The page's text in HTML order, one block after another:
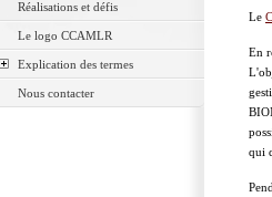
Réalisations et défis
Le logo CCAMLR
Explication des termes
Nous contacter
Le
En
qui